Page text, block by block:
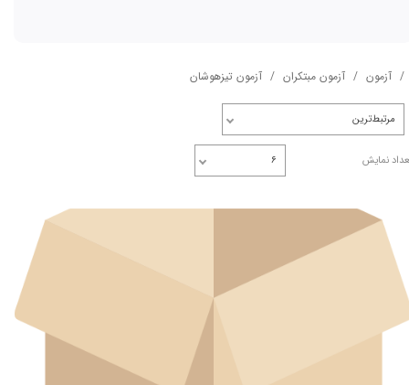
آزمون آزمون مبتکران آزمون تیزهوشان
مرتبط‌ترین
نمایش ۶